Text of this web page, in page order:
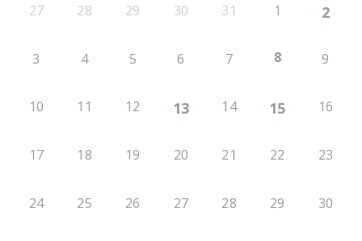
27 28 29 30 31 1 2
3 4 5 6 7 8 9
10 11 12 13 14 15 16
17 18 19 20 21 22 23
24 25 26 27 28 29 30